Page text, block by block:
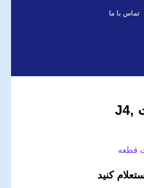
تماس با ما
شیر OCV جک J5 دنده,S3 اتومات ,J4
قطعه
کنید